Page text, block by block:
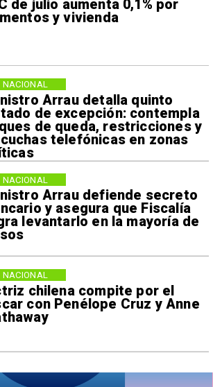
de julio aumenta 0,1% por
y vivienda
Arrau detalla quinto
de excepción: contempla
de queda, restricciones y
telefónicas en zonas
NACIONAL
Arrau defiende secreto
y asegura que Fiscalía
levantarlo en la mayoría de
NACIONAL
chilena compite por el
con Penélope Cruz y Anne
NACIONAL